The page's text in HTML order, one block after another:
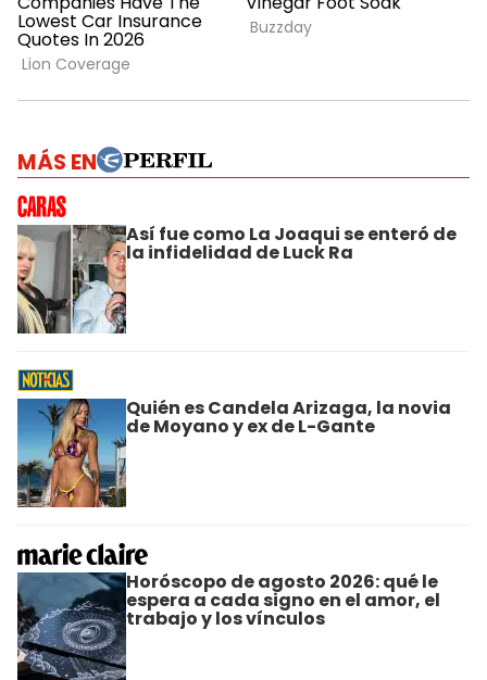
MÁS EN
Así fue como La Joaqui se enteró de
la infidelidad de Luck Ra
Quién es Candela Arizaga, la novia
de Moyano y ex de L-Gante
Horóscopo de agosto 2026: qué le
espera a cada signo en el amor, el
trabajo y los vínculos